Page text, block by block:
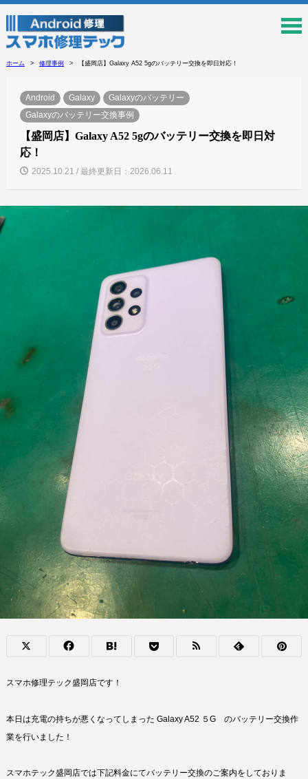
ホーム 修理事例 【盛岡店】Galaxy A52 5gのバッテリー交換を即日対応！
Android Galaxy
Galaxyのバッテリー
Galaxyのバッテリー交換事例
【盛岡店】Galaxy A52 5gのバッテリー交換を即日対
応！
2025.10.21 / 最終更新日：2026.06.11
スマホ修理テック盛岡店です！
本日は充電の持ちが悪くなってしまった Galaxy A52 ５G のバッテリー交換作
業を行いました！
スマホテック盛岡店では下記料金にてバッテリー交換のご案内をしておりま